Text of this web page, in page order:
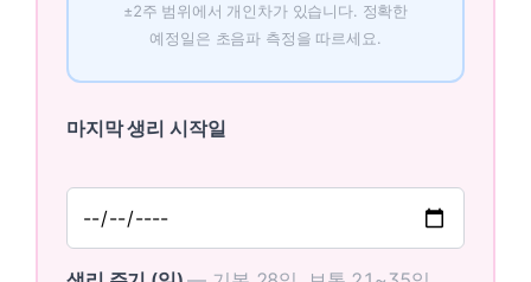
±2주 범위에서 개인차가 있습니다. 정확한
예정일은 초음파 측정을 따르세요.
마지막 생리 시작일